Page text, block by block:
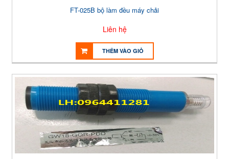
FT-025B bộ làm đều máy chải
Liên hệ
THÊM VÀO GIỎ